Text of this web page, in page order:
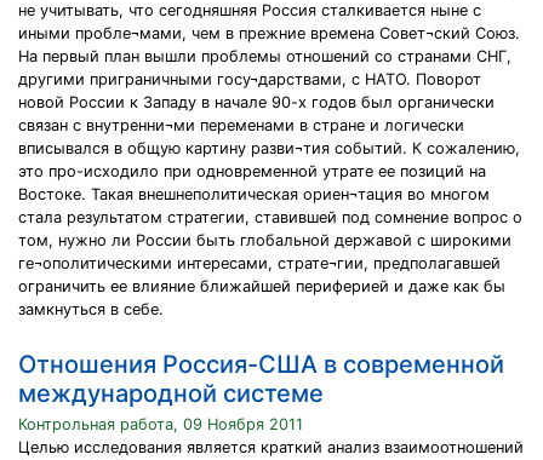
не учитывать, что сегодняшняя Россия сталкивается ныне с
иными пробле¬мами, чем в прежние времена Совет¬ский Союз.
На первый план вышли проблемы отношений со странами СНГ,
другими приграничными госу¬дарствами, с НАТО. Поворот
новой России к Западу в начале 90-х годов был органически
связан с внутренни¬ми переменами в стране и логически
вписывался в общую картину разви¬тия событий. К сожалению,
это про-исходило при одновременной утрате ее позиций на
Востоке. Такая внешнеполитическая ориен¬тация во многом
стала результатом стратегии, ставившей под сомнение вопрос о
том, нужно ли России быть глобальной державой с широкими
ге¬ополитическими интересами, страте¬гии, предполагавшей
ограничить ее влияние ближайшей периферией и даже как бы
замкнуться в себе.
Отношения Россия-США в современной
международной системе
Контрольная работа, 09 Ноября 2011
Целью исследования является краткий анализ взаимоотношений